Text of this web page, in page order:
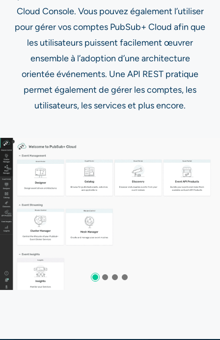
Cloud Console. Vous pouvez également l’utiliser
pour gérer vos comptes PubSub+ Cloud afin que
les utilisateurs puissent facilement œuvrer
ensemble à l’adoption d’une architecture
orientée événements. Une API REST pratique
permet également de gérer les comptes, les
utilisateurs, les services et plus encore.​